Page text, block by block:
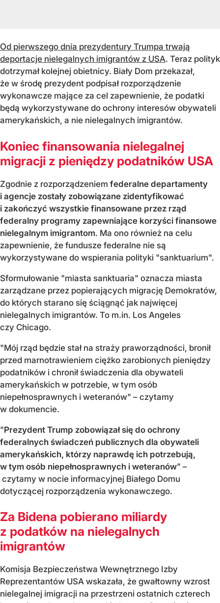
Od pierwszego dnia prezydentury Trumpa trwają
deportacje nielegalnych imigrantów z USA. Teraz polityk
dotrzymał kolejnej obietnicy. Biały Dom przekazał,
że w środę prezydent podpisał rozporządzenie
wykonawcze mające za cel zapewnienie, że podatki
będą wykorzystywane do ochrony interesów obywateli
amerykańskich, a nie nielegalnych imigrantów.
Koniec finansowania nielegalnej
migracji z pieniędzy podatników USA
Zgodnie z rozporządzeniem federalne departamenty
i agencje zostały zobowiązane zidentyfikować
i zakończyć wszystkie finansowane przez rząd
federalny programy zapewniające korzyści finansowe
nielegalnym imigrantom. Ma ono również na celu
zapewnienie, że fundusze federalne nie są
wykorzystywane do wspierania polityki "sanktuarium".
Sformułowanie "miasta sanktuaria" oznacza miasta
zarządzane przez popierających migrację Demokratów,
do których starano się ściągnąć jak najwięcej
nielegalnych imigrantów. To m.in. Los Angeles
czy Chicago.
"Mój rząd będzie stał na straży praworządności, bronił
przed marnotrawieniem ciężko zarobionych pieniędzy
podatników i chronił świadczenia dla obywateli
amerykańskich w potrzebie, w tym osób
niepełnosprawnych i weteranów" – czytamy
w dokumencie.
"Prezydent Trump zobowiązał się do ochrony
federalnych świadczeń publicznych dla obywateli
amerykańskich, którzy naprawdę ich potrzebują,
w tym osób niepełnosprawnych i weteranów" –
czytamy w nocie informacyjnej Białego Domu
dotyczącej rozporządzenia wykonawczego.
Za Bidena pobierano miliardy
z podatków na nielegalnych
imigrantów
Komisja Bezpieczeństwa Wewnętrznego Izby
Reprezentantów USA wskazała, że gwałtowny wzrost
nielegalnej imigracji na przestrzeni ostatnich czterech